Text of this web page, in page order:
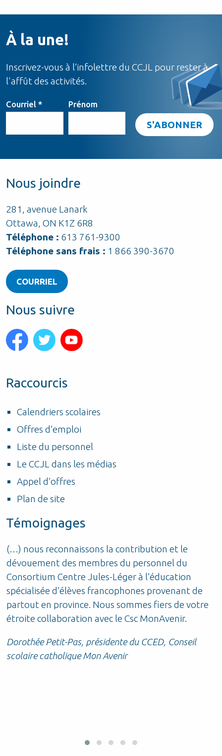
À la une!
Inscrivez-vous à l’infolettre du CCJL pour rester à
l'affût des activités.
Courriel * Prénom
Nous joindre
281, avenue Lanark
Ottawa, ON K1Z 6R8
Téléphone : 613 761-9300
Téléphone sans frais : 1 866 390-3670
COURRIEL
Nous suivre
Raccourcis
Calendriers scolaires
Offres d’emploi
Liste du personnel
Le CCJL dans les médias
Appel d’offres
Plan de site
Témoignages
(…) nous reconnaissons la contribution et le
dévouement des membres du personnel du
Consortium Centre Jules-Léger à l’éducation
spécialisée d’élèves francophones provenant de
partout en province. Nous sommes fiers de votre
étroite collaboration avec le Csc MonAvenir.
Dorothée Petit-Pas, présidente du CCED, Conseil
scolaire catholique Mon Avenir